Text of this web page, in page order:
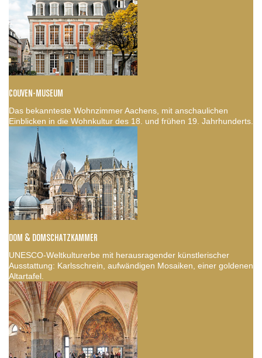
COUVEN-MUSEUM
Das bekannteste Wohnzimmer Aachens, mit anschaulichen
Einblicken in die Wohnkultur des 18. und frühen 19. Jahrhunderts.
DOM & DOMSCHATZKAMMER
UNESCO-Weltkulturerbe mit herausragender künstlerischer
Ausstattung: Karlsschrein, aufwändigen Mosaiken, einer goldenen
Altartafel.